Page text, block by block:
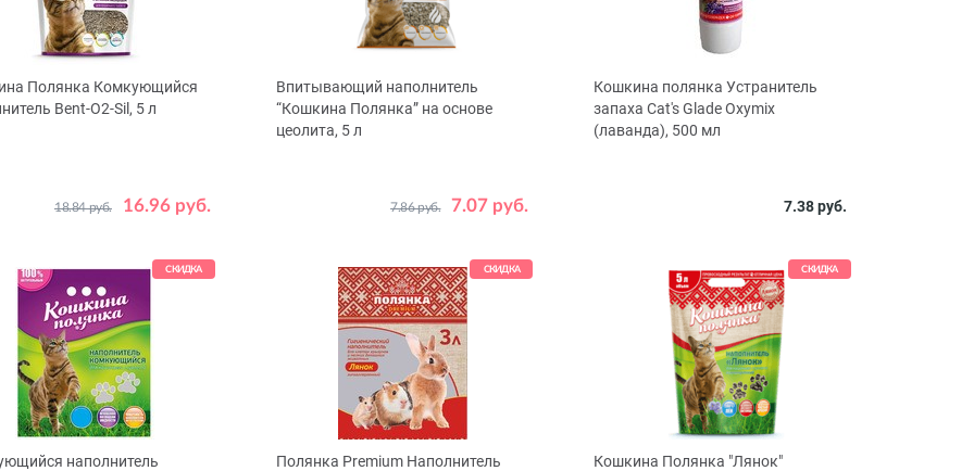
Полянка Комкующийся
Bent-O2-Sil, 5 л
16.96 руб.
18.84 руб.
Впитывающий наполнитель
“Кошкина Полянка” на основе
цеолита, 5 л
7.07 руб.
7.86 руб.
Кошкина полянка Устранитель
запаха Cat's Glade Oxymix
(лаванда), 500 мл
7.38 руб.
СКИДКА
наполнитель
СКИДКА
Полянка Premium Наполнитель
СКИДКА
Кошкина Полянка "Лянок"